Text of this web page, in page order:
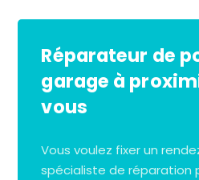
Réparateur de
garage à
vous
Vous voulez fixer un
spécialiste de réparation